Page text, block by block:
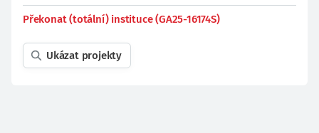
Překonat (totální) instituce (GA25-16174S)
Ukázat projekty